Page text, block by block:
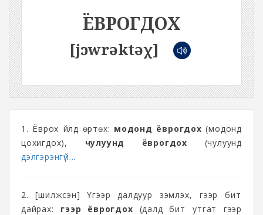
ЁВРОГДОХ
[jɔwrəktəχ]
1. Ёврох үйлд өртөх: модонд ёврогдох (модонд
цохигдох), чулуунд ёврогдох (чулуунд
дэлгэрэнгүй...
2. [шилжсэн] Үгээр далдуур зэмлэх, үгээр битүү
дайрах: үгээр ёврогдох (далд битүү утгат үгээр